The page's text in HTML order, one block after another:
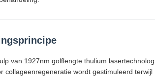
van 1927nm golflengte thulium
collageenregeneratie wordt gestimuleerd